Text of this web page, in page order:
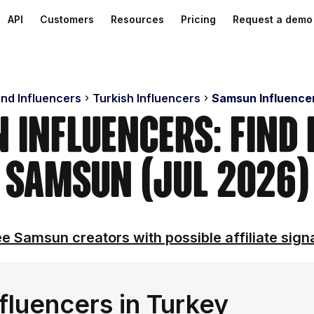
API Customers Resources Pricing Request a demo
Influencers Turkish Influencers Samsun
Influencers:
Samsun (Jul 2026)
Samsun creators with possible affiliate
in Turkey